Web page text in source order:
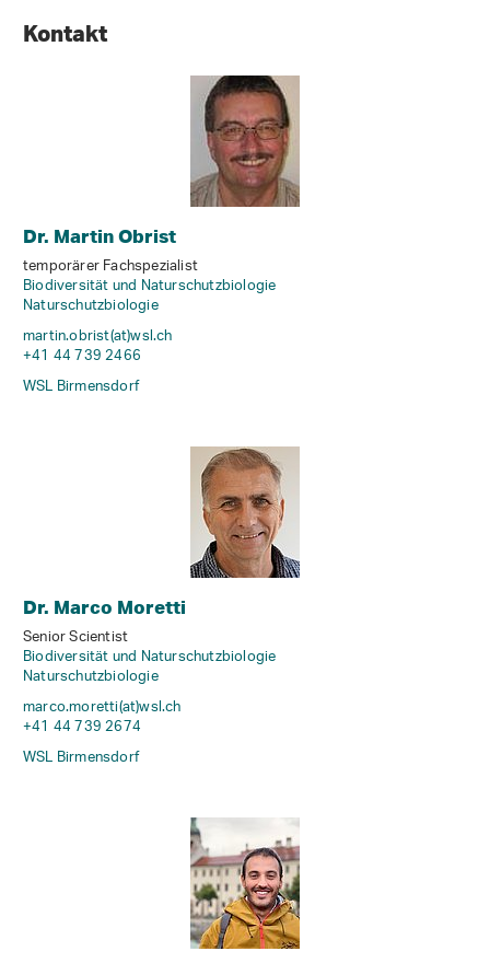
Kontakt
Dr. Martin Obrist
temporärer Fachspezialist
Biodiversität und Naturschutzbiologie
Naturschutzbiologie
martin.obrist(at)wsl.ch
+41 44 739 2466
WSL Birmensdorf
Dr. Marco Moretti
Senior Scientist
Biodiversität und Naturschutzbiologie
Naturschutzbiologie
marco.moretti(at)wsl.ch
+41 44 739 2674
WSL Birmensdorf